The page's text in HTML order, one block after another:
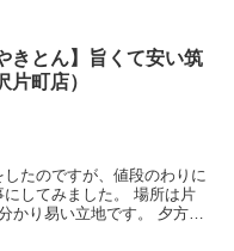
きとん】旨くて安い筑
片町店）
たのですが、値段のわりに
してみました。 場所は片
かり易い立地です。 夕方6